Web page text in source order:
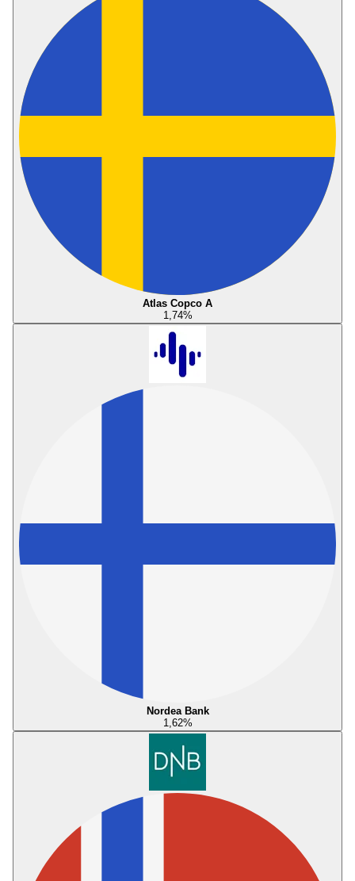
Atlas Copco A
1,74%
Nordea Bank
1,62%